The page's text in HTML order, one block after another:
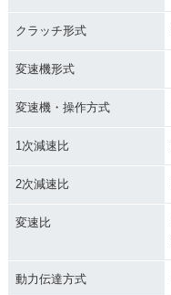
クラッチ形式
変速機形式
変速機・操作方式
1次減速比
2次減速比
変速比
動力伝達方式